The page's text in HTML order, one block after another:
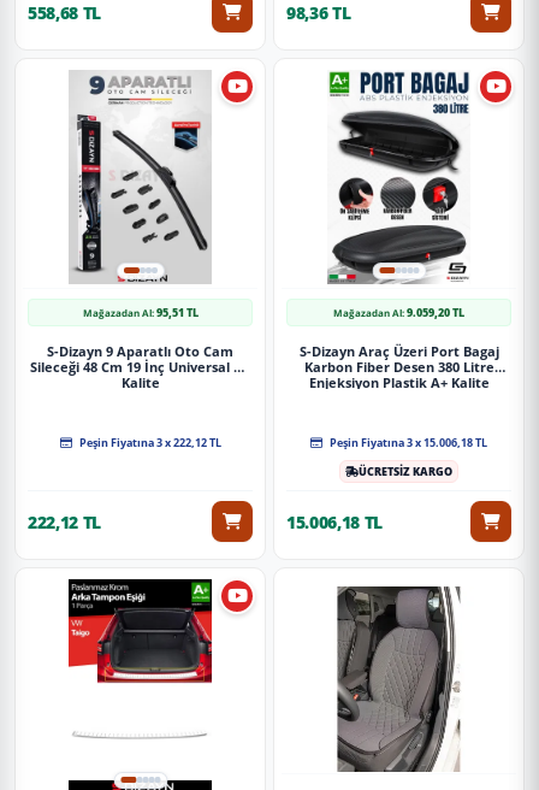
558,68 TL 98,36 TL
Mağazadan Al:95,51 TL
S-Dizayn 9 Aparatlı Oto Cam
Sileceği 48 Cm 19 İnç Universal A+
Kalite
Peşin Fiyatına 3 x 222,12 TL
222,12 TL
Mağazadan Al:9.059,20 TL
S-Dizayn Araç Üzeri Port Bagaj
Karbon Fiber Desen 380 Litre
Enjeksiyon Plastik A+ Kalite
Peşin Fiyatına 3 x 15.006,18 TL
ÜCRETSİZ KARGO
15.006,18 TL